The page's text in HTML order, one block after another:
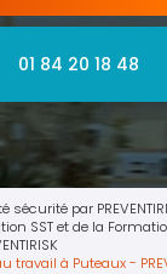
01 84 20 18 48
par
SST et de la
à Puteaux -